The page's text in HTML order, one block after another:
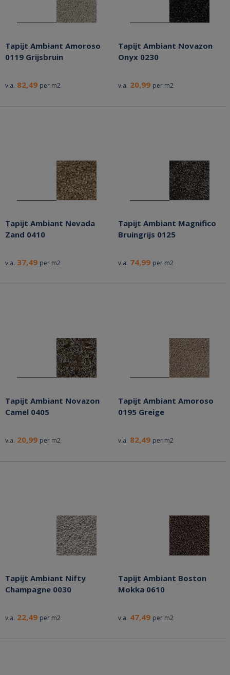
Tapijt Ambiant Amoroso
0119 Grijsbruin
v.a. 82,49 per m2
Tapijt Ambiant Novazon
Onyx 0230
v.a. 20,99 per m2
Tapijt Ambiant Nevada
Zand 0410
v.a. 37,49 per m2
Tapijt Ambiant Magnifico
Bruingrijs 0125
v.a. 74,99 per m2
Tapijt Ambiant Novazon
Camel 0405
v.a. 20,99 per m2
Tapijt Ambiant Amoroso
0195 Greige
v.a. 82,49 per m2
Tapijt Ambiant Nifty
Champagne 0030
v.a. 22,49 per m2
Tapijt Ambiant Boston
Mokka 0610
v.a. 47,49 per m2